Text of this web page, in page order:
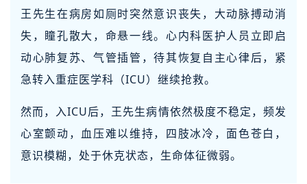
王先生在病房如厕时突然意识丧失，大动脉搏动消
失，瞳孔散大，命悬一线。心内科医护人员立即启
动心肺复苏、气管插管，待其恢复自主心律后，紧
急转入重症医学科（ICU）继续抢救。
然而，入ICU后，王先生病情依然极度不稳定，频发
心室颤动，血压难以维持，四肢冰冷，面色苍白，
意识模糊，处于休克状态，生命体征微弱。